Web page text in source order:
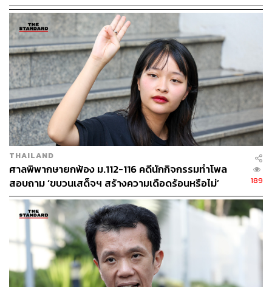
ด้าน สายน้ำ-นภสินธุ์ ตรีรยาภิวัฒน์ นักเคลื่อนไหวทางการ
เมืองกลุ่มทะลุวัง ซึ่งมาให้กำลังใจเปิดเผยว่า คดีที่อยู่ในชั้น
พนักงานสอบสวนซึ่งจะครบฝากขังผลัดแรกเป็นเวลา 12 วัน
ในเร็วๆ นี้ ซึ่งต้องดูว่าพนักงานสอบสวนจะยื่นฝากขังผลัดที่ 2
ต่อหรือไม่ ซึ่งในคดีนี้พนักงานสอบสวนให้เหตุผลคัดค้านการ
ประกันตัวว่า ผู้ต้องหาอาจไปยุ่งเหยิงกับพยานหลักฐาน หรือ
หลบหนีได้ ซึ่งที่ผ่านมาทั้งสองไม่ได้มีเจตนาหลบหนี และไม่
เคยไปยุ่งเหยิงกับพยานหลักฐานแต่อย่างใด จึงไม่เห็นความ
จำเป็นที่พนักงานสอบสวนจะต้องออกหมายจับผู้ต้องหาทั้ง
สองคน วันนี้จึงมาให้กำลังใจให้สมหมายเพราะรู้สึกเป็นห่วง
เพื่อน จึงอยากให้ศาลอนุญาตให้ปล่อยตัวชั่วคราว
TAGS: ขบวนเสด็จ ทานตะวัน ตัวตุลานนท์
กลุ่มทะลุวัง
ณัฐนนท์ ไชยมหาบุตร
THAILAND
ศาลพิพากษายกฟ้อง ม.112-116 คดีนักกิจกรรมทำโพล
สอบถาม ‘ขบวนเสด็จฯ สร้างความเดือดร้อนหรือไม่’
189